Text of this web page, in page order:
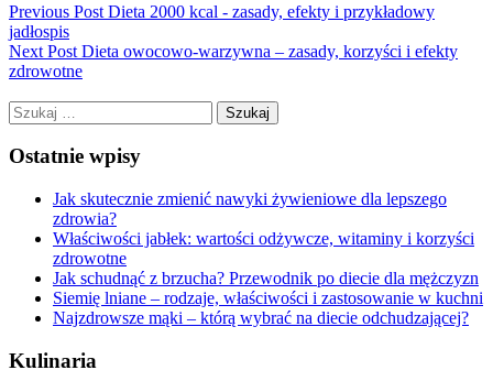
Previous Post Dieta 2000 kcal - zasady, efekty i przykładowy
jadłospis
Next Post Dieta owocowo-warzywna – zasady, korzyści i efekty
zdrowotne
Szukaj:
Ostatnie wpisy
Jak skutecznie zmienić nawyki żywieniowe dla lepszego
zdrowia?
Właściwości jabłek: wartości odżywcze, witaminy i korzyści
zdrowotne
Jak schudnąć z brzucha? Przewodnik po diecie dla mężczyzn
Siemię lniane – rodzaje, właściwości i zastosowanie w kuchni
Najzdrowsze mąki – którą wybrać na diecie odchudzającej?
Kulinaria